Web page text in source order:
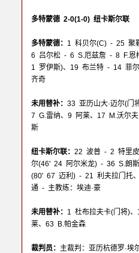
多特蒙德 2-0(1-0) 纽卡斯尔联
多特蒙德： 1 科贝尔(C) - 25 聚
6 吕尔松 - 6 S.厄兹詹 - 8 F.恩
1 罗伊斯)、19 布兰特 - 14 菲
齐奇
未用替补： 33 亚历山大·迈尔(门
7 G.雷纳、9 阿莱、17 M.沃尔
斯
纽卡斯尔联： 22 波普 - 2 特里
尔(46' 24 阿尔米龙) - 36 S.朗
(80' 67 迈利) - 21 利夫拉门托
通 - 主教练：埃迪·豪
未用替补： 1 杜布拉夫卡(门将)
莱、63 B.帕金森
裁判员： 主裁判：亚历杭德罗·埃